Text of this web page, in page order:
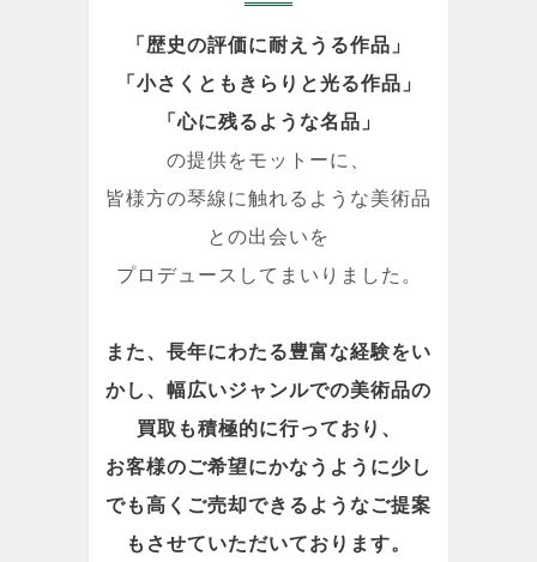
「歴史の評価に耐えうる作品」
「小さくともきらりと光る作品」
「心に残るような名品」
の提供をモットーに、
皆様方の琴線に触れるような美術品
との出会いを
プロデュースしてまいりました。
また、長年にわたる豊富な経験をい
かし、幅広いジャンルでの美術品の
買取も積極的に行っており、
お客様のご希望にかなうように少し
でも高くご売却できるようなご提案
もさせていただいております。